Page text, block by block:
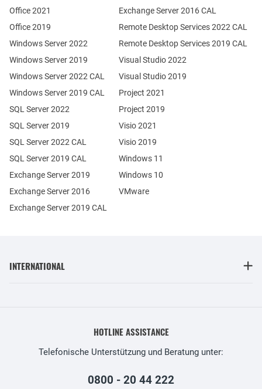
Office 2021
Office 2019
Windows Server 2022
Windows Server 2019
Exchange Server 2019
Exchange Server 2016
SQL Server 2022
SQL Server 2019
Windows Server 2022 CAL
Windows Server 2019 CAL
SQL Server 2022 CAL
SQL Server 2019 CAL
Remote Desktop Services 2022 CAL
Remote Desktop Services 2019 CAL
Exchange Server 2019 CAL
Exchange Server 2016 CAL
Visual Studio 2022
Visual Studio 2019
Project 2021
Project 2019
Visio 2021
Visio 2019
Windows 11
Windows 10
VMware
INTERNATIONAL
HOTLINE ASSISTANCE
Telefonische Unterstützung und Beratung unter:
0800 - 20 44 222